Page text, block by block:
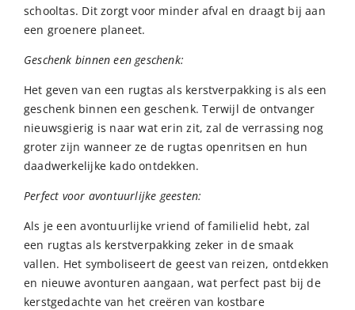
schooltas. Dit zorgt voor minder afval en draagt bij aan
een groenere planeet.
Geschenk binnen een geschenk:
Het geven van een rugtas als kerstverpakking is als een
geschenk binnen een geschenk. Terwijl de ontvanger
nieuwsgierig is naar wat erin zit, zal de verrassing nog
groter zijn wanneer ze de rugtas openritsen en hun
daadwerkelijke kado ontdekken.
Perfect voor avontuurlijke geesten:
Als je een avontuurlijke vriend of familielid hebt, zal
een rugtas als kerstverpakking zeker in de smaak
vallen. Het symboliseert de geest van reizen, ontdekken
en nieuwe avonturen aangaan, wat perfect past bij de
kerstgedachte van het creëren van kostbare